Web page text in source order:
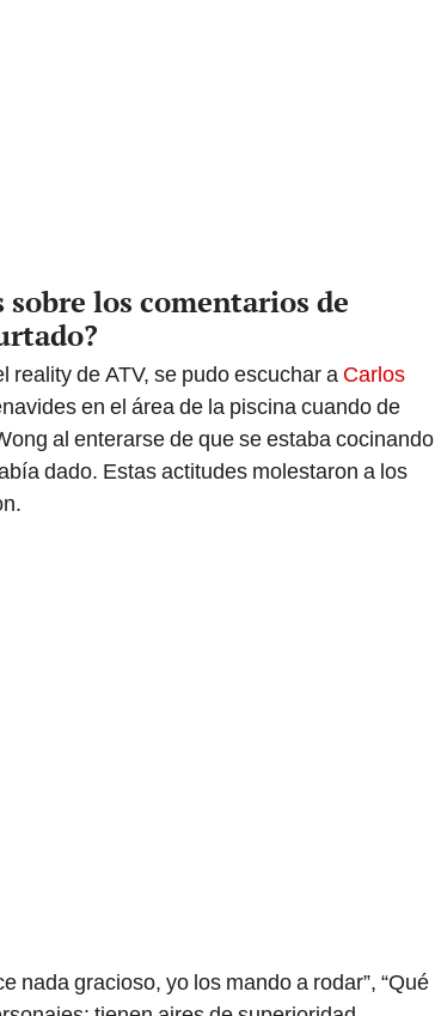
los comentarios de
reality de ATV, se pudo escuchar a Carlos
en el área de la piscina cuando de
al enterarse de que se estaba cocinando
dado. Estas actitudes molestaron a los
nada gracioso, yo los mando a rodar”, “Qué